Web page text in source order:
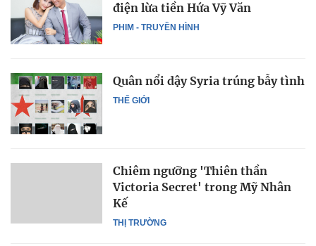
PHIM - TRUYỀN HÌNH
điện lừa tiền Hứa Vỹ Văn
THẾ GIỚI
Quân nổi dậy Syria trúng bẫy tình
THỊ TRƯỜNG
Chiêm ngưỡng 'Thiên thần
Victoria Secret' trong Mỹ Nhân
Kế